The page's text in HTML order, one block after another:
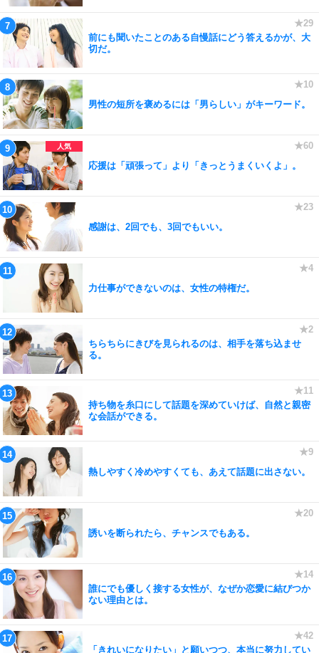
前にも聞いたことのある自慢話にどう答えるかが、大
切だ。
男性の短所を褒めるには「男らしい」がキーワード。
応援は「頑張って」より「きっとうまくいくよ」。
感謝は、2回でも、3回でもいい。
力仕事ができないのは、女性の特権だ。
ちらちらにきびを見られるのは、相手を落ち込ませ
る。
持ち物を糸口にして話題を深めていけば、自然と親密
な会話ができる。
熱しやすく冷めやすくても、あえて話題に出さない。
誘いを断られたら、チャンスでもある。
誰にでも優しく接する女性が、なぜか恋愛に結びつか
ない理由とは。
「きれいになりたい」と願いつつ、本当に努力してい